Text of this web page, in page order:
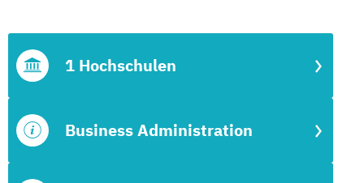
Business Administration
1 Hochschulen